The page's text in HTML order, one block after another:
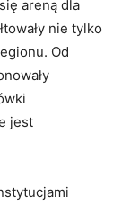
areną dla
nie tylko
Od
jest